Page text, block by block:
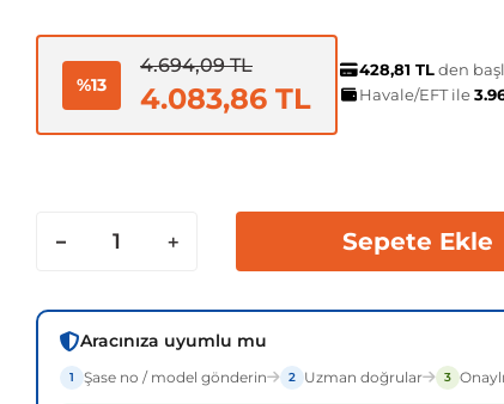
%13
4.694,09 TL
4.083,86 TL
428,81 TLden
Havale/EFT ile
Sepete Ekle
Aracınıza uyumlu mu
1 Şase no / model gönderin 2 Uzman doğrular 3